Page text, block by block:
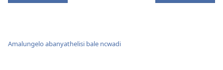
Amalungelo abanyathelisi bale ncwadi